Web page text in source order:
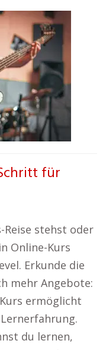
für
Reise stehst oder
Online-Kurs
Erkunde die
mehr Angebote:
ermöglicht
du lernen,